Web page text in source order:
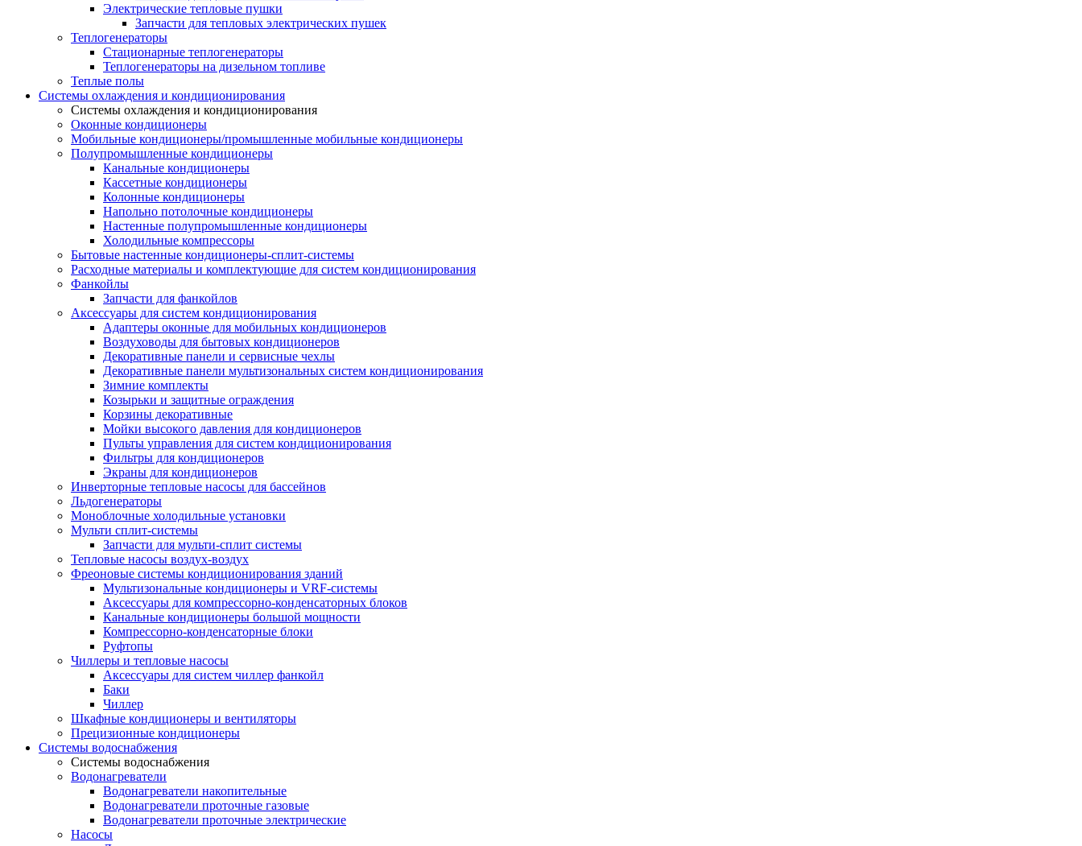
Электрические тепловые пушки
Запчасти для тепловых электрических пушек
Теплогенераторы
Cтационарные теплогенераторы
Теплогенераторы на дизельном топливе
Теплые полы
Системы охлаждения и кондиционирования
Системы охлаждения и кондиционирования
Оконные кондиционеры
Мобильные кондиционеры/промышленные мобильные кондиционеры
Полупромышленные кондиционеры
Канальные кондиционеры
Кассетные кондиционеры
Колонные кондиционеры
Напольно потолочные кондиционеры
Настенные полупромышленные кондиционеры
Холодильные компрессоры
Бытовые настенные кондиционеры-сплит-системы
Расходные материалы и комплектующие для систем кондиционирования
Фанкойлы
Запчасти для фанкойлов
Аксессуары для систем кондиционирования
Адаптеры оконные для мобильных кондиционеров
Воздуховоды для бытовых кондиционеров
Декоративные панели и сервисные чехлы
Декоративные панели мультизональных систем кондиционирования
Зимние комплекты
Козырьки и защитные ограждения
Корзины декоративные
Мойки высокого давления для кондиционеров
Пульты управления для систем кондиционирования
Фильтры для кондиционеров
Экраны для кондиционеров
Инверторные тепловые насосы для бассейнов
Льдогенераторы
Моноблочные холодильные установки
Мульти сплит-системы
Запчасти для мульти-сплит системы
Тепловые насосы воздух-воздух
Фреоновые системы кондиционирования зданий
Мультизональные кондиционеры и VRF-системы
Аксессуары для компрессорно-конденсаторных блоков
Канальные кондиционеры большой мощности
Компрессорно-конденсаторные блоки
Руфтопы
Чиллеры и тепловые насосы
Аксессуары для систем чиллер фанкойл
Баки
Чиллер
Шкафные кондиционеры и вентиляторы
Прецизионные кондиционеры
Системы водоснабжения
Системы водоснабжения
Водонагреватели
Водонагреватели накопительные
Водонагреватели проточные газовые
Водонагреватели проточные электрические
Насосы